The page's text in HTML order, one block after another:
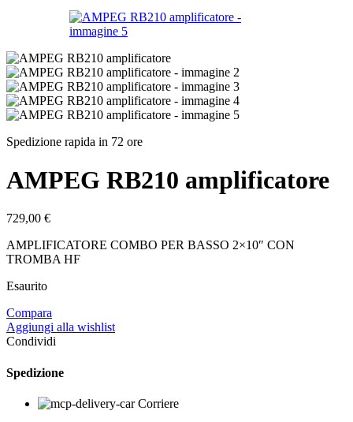
Spedizione rapida in 72 ore
AMPEG RB210 amplificatore
729,00 €
AMPLIFICATORE COMBO PER BASSO 2×10″ CON
TROMBA HF
Esaurito
Compara
Aggiungi alla wishlist
Condividi
Spedizione
Corriere